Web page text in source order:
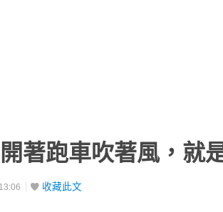
著跑車吹著風，就
收藏此文